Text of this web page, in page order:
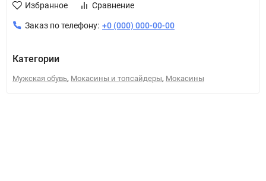
Избранное Сравнение
Заказ по телефону: +0 (000) 000-00-00
Категории
Мужская обувь, Мокасины и топсайдеры, Мокасины